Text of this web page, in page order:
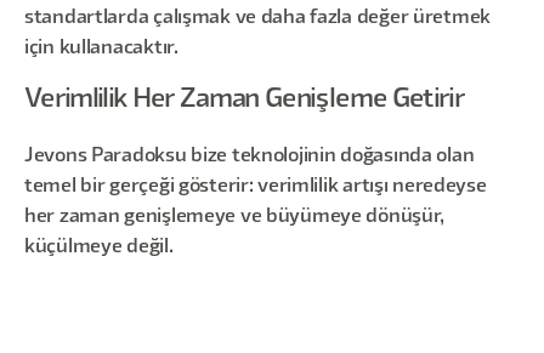
standartlarda çalışmak ve daha fazla değer üretmek
için kullanacaktır.
Verimlilik Her Zaman Genişleme Getirir
Jevons Paradoksu bize teknolojinin doğasında olan
temel bir gerçeği gösterir: verimlilik artışı neredeyse
her zaman genişlemeye ve büyümeye dönüşür,
küçülmeye değil.